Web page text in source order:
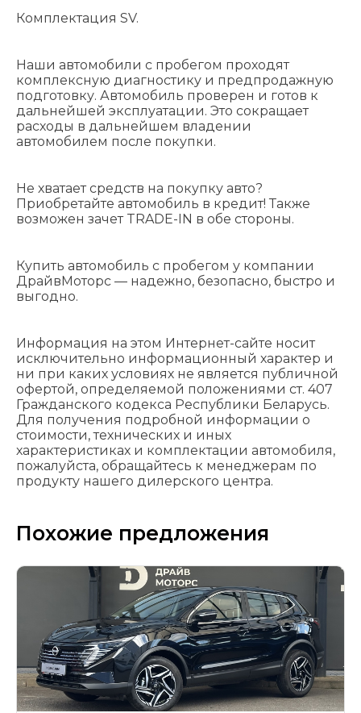
Комплектация SV.
Наши автомобили с пробегом проходят
комплексную диагностику и предпродажную
подготовку. Автомобиль проверен и готов к
дальнейшей эксплуатации. Это сокращает
расходы в дальнейшем владении
автомобилем после покупки.
Не хватает средств на покупку авто?
Приобретайте автомобиль в кредит! Также
возможен зачет TRADE-IN в обе стороны.
Купить автомобиль с пробегом у компании
ДрайвМоторс — надежно, безопасно, быстро и
выгодно.
Информация на этом Интернет-сайте носит
исключительно информационный характер и
ни при каких условиях не является публичной
офертой, определяемой положениями cт. 407
Гражданского кодекса Республики Беларусь.
Для получения подробной информации о
стоимости, технических и иных
характеристиках и комплектации автомобиля,
пожалуйста, обращайтесь к менеджерам по
продукту нашего дилерского центра.
Похожие предложения